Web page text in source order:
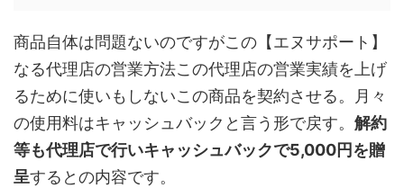
商品自体は問題ないのですがこの【エヌサポート】
なる代理店の営業方法この代理店の営業実績を上げ
るために使いもしないこの商品を契約させる。月々
の使用料はキャッシュバックと言う形で戻す。 解約
等も代理店で行いキャッシュバックで5,000円を贈
呈するとの内容です。